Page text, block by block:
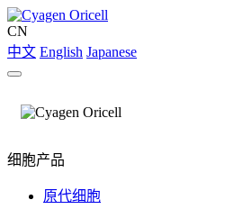
CN
中文 English Japanese
细胞产品
原代细胞